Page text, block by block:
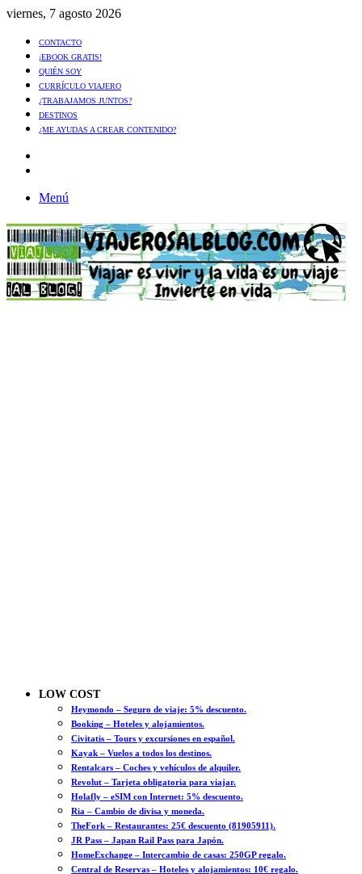
viernes, 7 agosto 2026
CONTACTO
¡EBOOK GRATIS!
QUIÉN SOY
CURRÍCULO VIAJERO
¿TRABAJAMOS JUNTOS?
DESTINOS
¿ME AYUDAS A CREAR CONTENIDO?
Menú
LOW COST
Heymondo – Seguro de viaje: 5% descuento.
Booking – Hoteles y alojamientos.
Civitatis – Tours y excursiones en español.
Kayak – Vuelos a todos los destinos.
Rentalcars – Coches y vehículos de alquiler.
Revolut – Tarjeta obligatoria para viajar.
Holafly – eSIM con Internet: 5% descuento.
Ria – Cambio de divisa y moneda.
TheFork – Restaurantes: 25€ descuento (81905911).
JR Pass – Japan Rail Pass para Japón.
HomeExchange – Intercambio de casas: 250GP regalo.
Central de Reservas – Hoteles y alojamientos: 10€ regalo.